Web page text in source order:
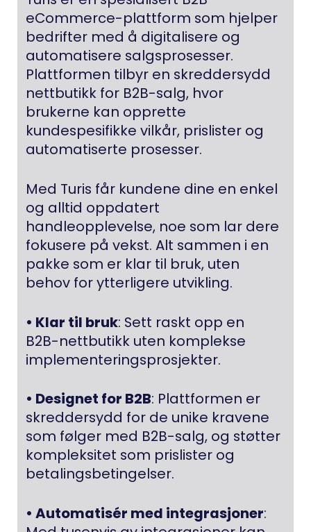
eCommerce-plattform som hjelper
bedrifter med å digitalisere og
automatisere salgsprosesser.
Plattformen tilbyr en skreddersydd
nettbutikk for B2B-salg, hvor
brukerne kan opprette
kundespesifikke vilkår, prislister og
automatiserte prosesser.
Med Turis får kundene dine en enkel
og alltid oppdatert
handleopplevelse, noe som lar dere
fokusere på vekst. Alt sammen i en
pakke som er klar til bruk, uten
behov for ytterligere utvikling.
• Klar til bruk: Sett raskt opp en
B2B-nettbutikk uten komplekse
implementeringsprosjekter.
• Designet for B2B: Plattformen er
skreddersydd for de unike kravene
som følger med B2B-salg, og støtter
kompleksitet som prislister og
betalingsbetingelser.
• Automatisér med integrasjoner: